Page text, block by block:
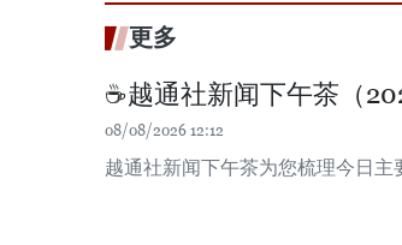
更多
☕️越通社新闻下午茶（
08/08/2026 12:12
越通社新闻下午茶为您梳理今日主